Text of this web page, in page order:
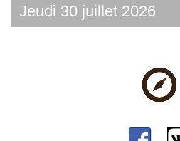
Jeudi 30 juillet 2026